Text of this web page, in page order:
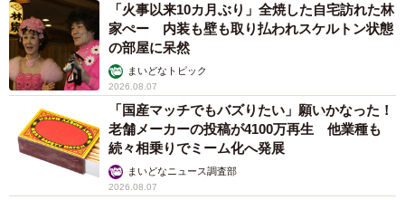
「火事以来10カ月ぶり」全焼した自宅訪れた林
家ぺー 内装も壁も取り払われスケルトン状態
の部屋に呆然
まいどなトピック
2026.08.07
「国産マッチでもバズりたい」願いかなった！
老舗メーカーの投稿が4100万再生 他業種も
続々相乗りでミーム化へ発展
まいどなニュース調査部
2026.08.07